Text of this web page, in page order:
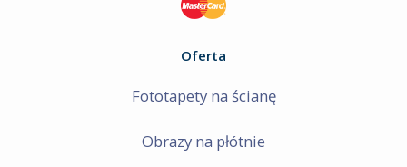
Oferta
Fototapety na ścianę
Obrazy na płótnie